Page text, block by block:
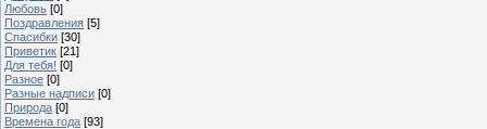
Любовь [0]
Поздравления [5]
Спасибки [30]
Приветик [21]
Для тебя! [0]
Разное [0]
Разные надписи [0]
Природа [0]
Времена года [93]